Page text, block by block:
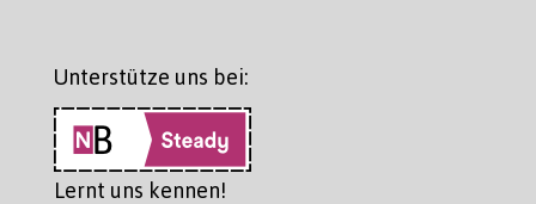
Unterstütze uns bei:
Lernt uns kennen!